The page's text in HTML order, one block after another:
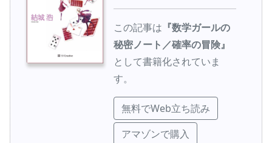
この記事は 『数学ガールの
秘密ノート／確率の冒険』
として書籍化されていま
す。
無料でWeb立ち読み
アマゾンで購入